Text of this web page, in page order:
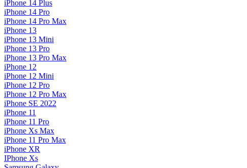
iPhone 14 Plus
iPhone 14 Pro
iPhone 14 Pro Max
iPhone 13
iPhone 13 Mini
iPhone 13 Pro
iPhone 13 Pro Max
iPhone 12
iPhone 12 Mini
iPhone 12 Pro
iPhone 12 Pro Max
iPhone SE 2022
iPhone 11
iPhone 11 Pro
iPhone Xs Max
iPhone 11 Pro Max
iPhone XR
IPhone Xs